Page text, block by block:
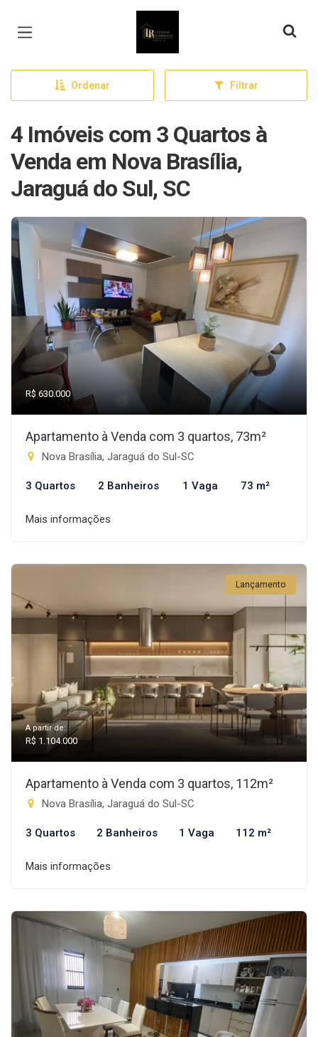
Página inicial
Ordenar Filtrar
4 Imóveis com 3 Quartos à
Venda em Nova Brasília,
Jaraguá do Sul, SC
R$ 630.000
Apartamento à Venda com 3 quartos, 73m²
Nova Brasília, Jaraguá do Sul-SC
3 Quartos 2 Banheiros 1 Vaga 73 m²
Mais informações
Lançamento
A partir de:
R$ 1.104.000
Apartamento à Venda com 3 quartos, 112m²
Nova Brasília, Jaraguá do Sul-SC
3 Quartos 2 Banheiros 1 Vaga 112 m²
Mais informações